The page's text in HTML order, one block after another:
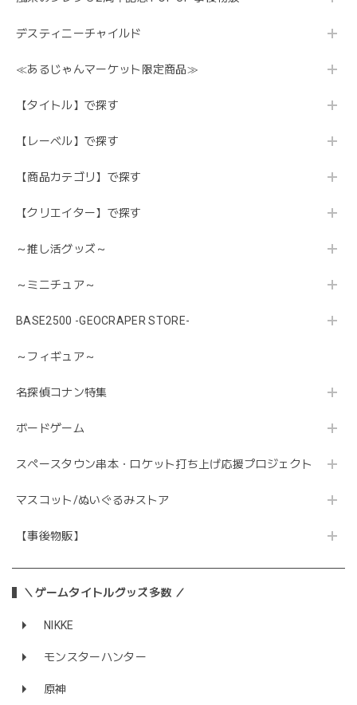
デスティニーチャイルド
≪あるじゃんマーケット限定商品≫
【タイトル】で探す
【レーベル】で探す
【商品カテゴリ】で探す
【クリエイター】で探す
～推し活グッズ～
～ミニチュア～
BASE2500 -GEOCRAPER STORE-
～フィギュア～
名探偵コナン特集
ボードゲーム
スペースタウン串本・ロケット打ち上げ応援プロジェクト
マスコット/ぬいぐるみストア
【事後物販】
＼ゲームタイトルグッズ多数 ／
NIKKE
モンスターハンター
原神